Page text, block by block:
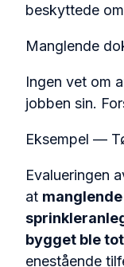
beskyttede
Manglende
Ingen vet om
jobben sin.
Eksempel —
Evalueringen
at
bygget ble
enestående